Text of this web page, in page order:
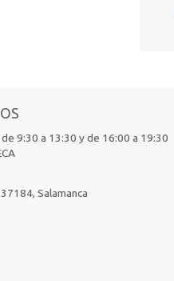
9:30 a 13:30 y de 16:00 a 19:30
37184, Salamanca